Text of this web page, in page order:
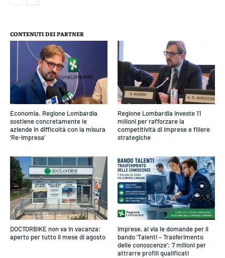
CONTENUTI DEI PARTNER
Economia. Regione Lombardia
sostiene concretamente le
aziende in difficoltà con la misura
‘Re-Impresa’
DOCTORBIKE non va in vacanza:
aperto per tutto il mese di agosto
Regione Lombardia investe 11
milioni per rafforzare la
competitività di imprese e filiere
strategiche
Imprese, al via le domande per il
bando ‘Talenti – Trasferimento
delle conoscenze’: 7 milioni per
attrarre profili qualificati